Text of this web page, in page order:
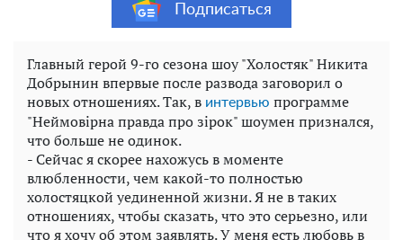
Подписаться
Главный герой 9-го сезона шоу "Холостяк" Никита
Добрынин впервые после развода заговорил о
новых отношениях. Так, в интервью программе
"Неймовірна правда про зірок" шоумен признался,
что больше не одинок.
- Сейчас я скорее нахожусь в моменте
влюбленности, чем какой-то полностью
холостяцкой уединенной жизни. Я не в таких
отношениях, чтобы сказать, что это серьезно, или
что я хочу об этом заявлять. У меня есть любовь в